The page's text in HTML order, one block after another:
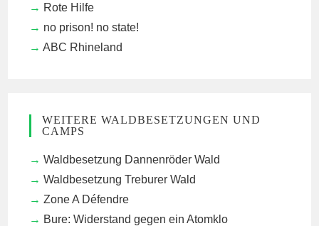
Rote Hilfe
no prison! no state!
ABC Rhineland
WEITERE WALDBESETZUNGEN UND
CAMPS
Waldbesetzung Dannenröder Wald
Waldbesetzung Treburer Wald
Zone A Défendre
Bure: Widerstand gegen ein Atomklo